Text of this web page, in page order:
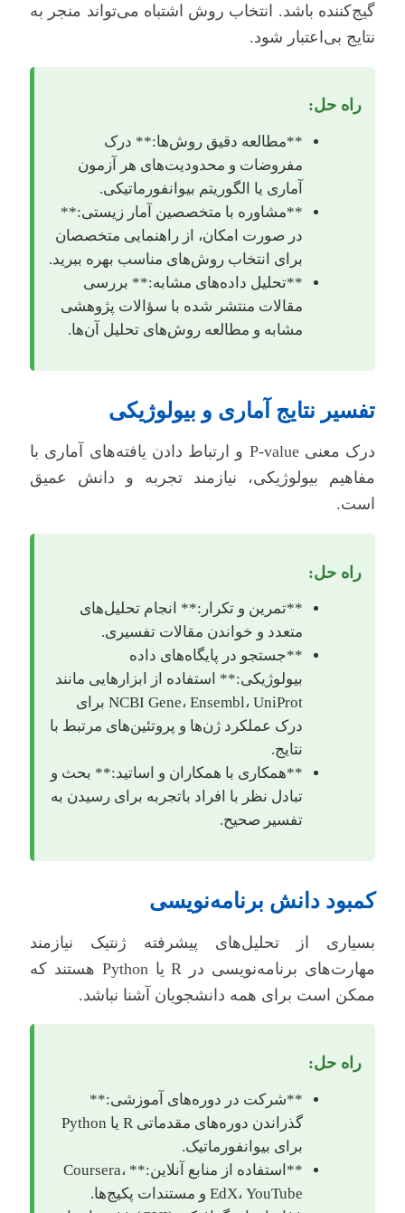
گیج‌کننده باشد. انتخاب روش اشتباه می‌تواند منجر به
نتایج بی‌اعتبار شود.
راه حل:
**مطالعه دقیق روش‌ها:** درک
مفروضات و محدودیت‌های هر آزمون
آماری یا الگوریتم بیوانفورماتیکی.
**مشاوره با متخصصین آمار زیستی:**
در صورت امکان، از راهنمایی متخصصان
برای انتخاب روش‌های مناسب بهره ببرید.
**تحلیل داده‌های مشابه:** بررسی
مقالات منتشر شده با سؤالات پژوهشی
مشابه و مطالعه روش‌های تحلیل آن‌ها.
تفسیر نتایج آماری و بیولوژیکی
درک معنی P-value و ارتباط دادن یافته‌های آماری با
مفاهیم بیولوژیکی، نیازمند تجربه و دانش عمیق
است.
راه حل:
**تمرین و تکرار:** انجام تحلیل‌های
متعدد و خواندن مقالات تفسیری.
**جستجو در پایگاه‌های داده
بیولوژیکی:** استفاده از ابزارهایی مانند
NCBI Gene، Ensembl، UniProt برای
درک عملکرد ژن‌ها و پروتئین‌های مرتبط با
نتایج.
**همکاری با همکاران و اساتید:** بحث و
تبادل نظر با افراد باتجربه برای رسیدن به
تفسیر صحیح.
کمبود دانش برنامه‌نویسی
بسیاری از تحلیل‌های پیشرفته ژنتیک نیازمند
مهارت‌های برنامه‌نویسی در R یا Python هستند که
ممکن است برای همه دانشجویان آشنا نباشد.
راه حل:
**شرکت در دوره‌های آموزشی:**
گذراندن دوره‌های مقدماتی R یا Python
برای بیوانفورماتیک.
**استفاده از منابع آنلاین:** Coursera،
EdX، YouTube و مستندات پکیج‌ها.